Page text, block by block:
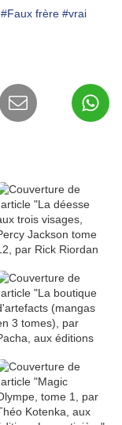
#Faux frère #vrai